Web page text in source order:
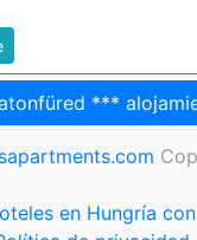
***
en Hungría